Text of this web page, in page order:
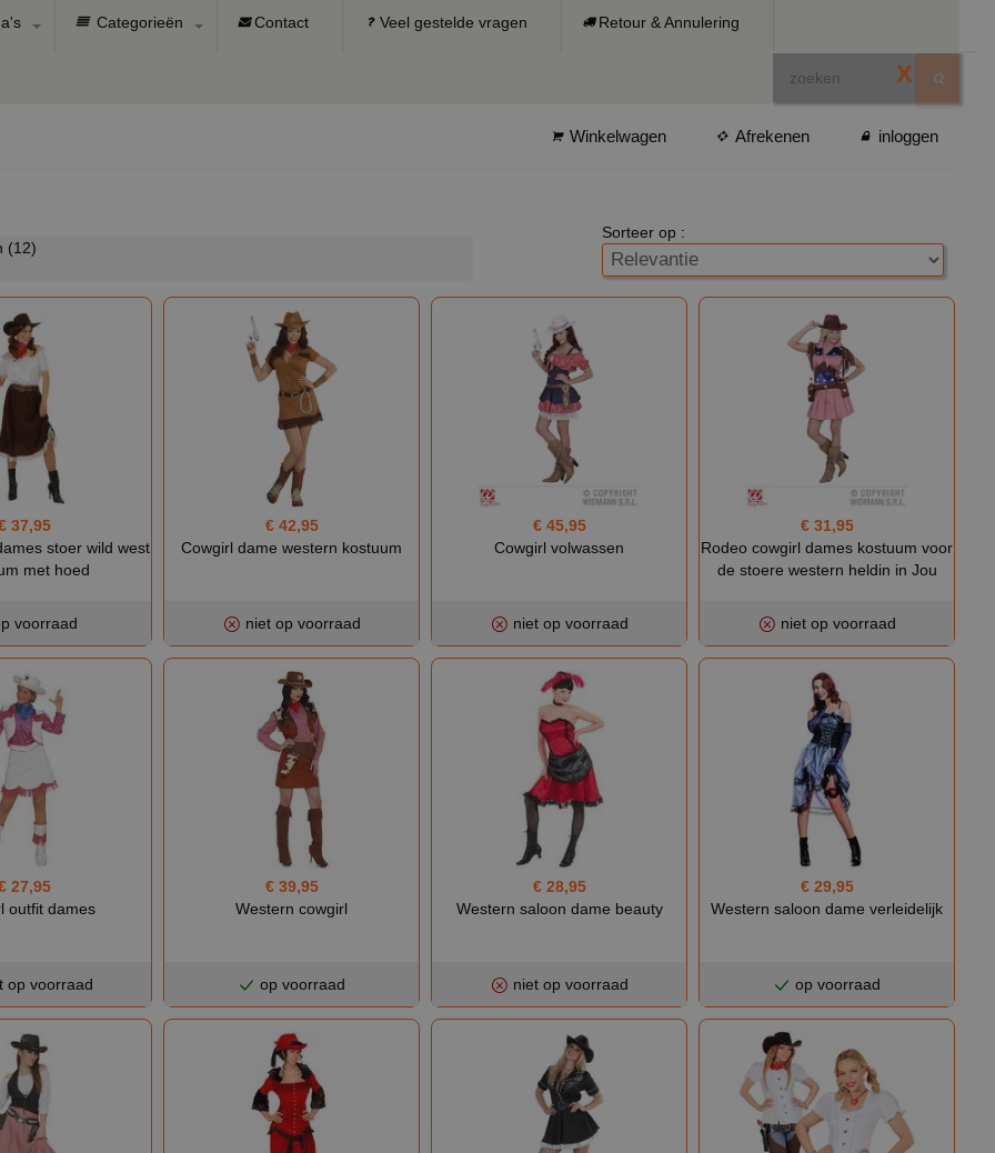
Categorieën Contact Veel gestelde vragen Retour & Annulering
X
Winkelwagen Afrekenen inloggen
(12)
Sorteer op :
37,95
stoer wild west
met hoed
voorraad
€ 42,95
Cowgirl dame western kostuum
niet op voorraad
€ 45,95
Cowgirl volwassen
niet op voorraad
€ 31,95
Rodeo cowgirl dames kostuum voor
de stoere western heldin in Jou
niet op voorraad
27,95
outfit dames
op voorraad
€ 39,95
Western cowgirl
op voorraad
€ 28,95
Western saloon dame beauty
niet op voorraad
€ 29,95
Western saloon dame verleidelijk
op voorraad